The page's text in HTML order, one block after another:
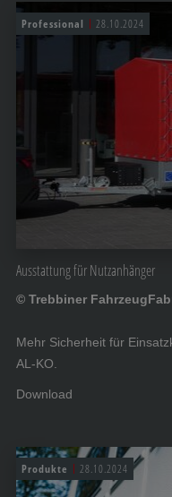
Professional 28.10.2024
Ausstattung für Nutzanhänger
© Trebbiner
Mehr Sicherheit für
AL-KO.
Download
Produkte 28.10.2024